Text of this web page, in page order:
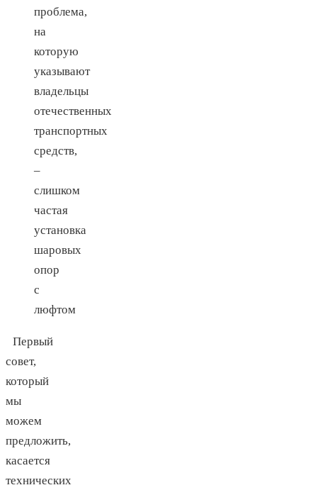
проблема,
на
которую
указывают
владельцы
отечественных
транспортных
средств,
–
слишком
частая
установка
шаровых
опор
с
люфтом
Первый
совет,
который
мы
можем
предложить,
касается
технических